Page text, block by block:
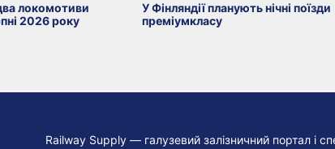
локомотиви
2026 року
У Фінляндії планують нічні поїзди
преміумкласу
Railway Supply — галузевий залізничний портал і